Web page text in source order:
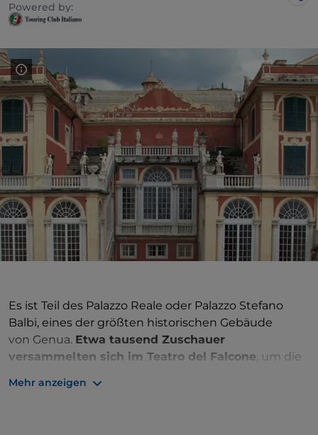
Powered by:
Es ist Teil des Palazzo Reale oder Palazzo Stefano
Balbi, eines der größten historischen Gebäude
von Genua. Etwa tausend Zuschauer
versammelten sich im Teatro del Falcone, um die
kamen. Das
Mehr anzeigen